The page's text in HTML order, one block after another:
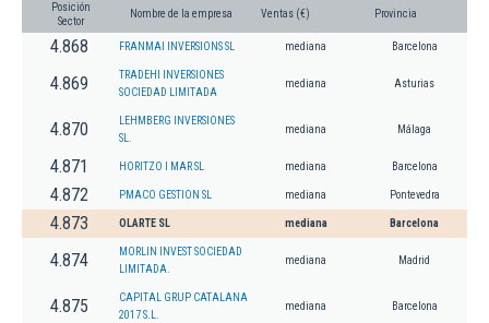
Posición
Sector
Nombre de la empresa Ventas (€) Provincia
4.868 FRANMAI INVERSIONS SL mediana Barcelona
4.869
TRADEHI INVERSIONES
SOCIEDAD LIMITADA
mediana Asturias
4.870
LEHMBERG INVERSIONES
SL.
mediana Málaga
4.871 HORITZO I MAR SL mediana Barcelona
4.872 PMACO GESTION SL mediana Pontevedra
4.873 OLARTE SL mediana Barcelona
4.874
MORLIN INVEST SOCIEDAD
LIMITADA.
mediana Madrid
4.875
CAPITAL GRUP CATALANA
2017 S.L.
mediana Barcelona